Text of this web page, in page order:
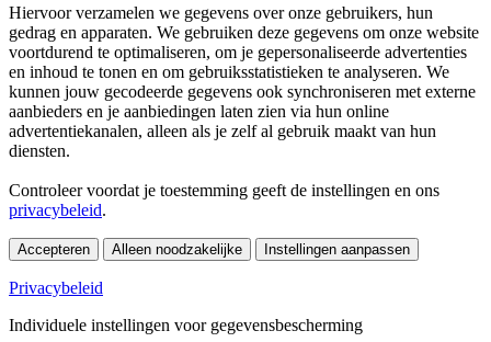
Hiervoor verzamelen we gegevens over onze gebruikers, hun
gedrag en apparaten. We gebruiken deze gegevens om onze website
voortdurend te optimaliseren, om je gepersonaliseerde advertenties
en inhoud te tonen en om gebruiksstatistieken te analyseren. We
kunnen jouw gecodeerde gegevens ook synchroniseren met externe
aanbieders en je aanbiedingen laten zien via hun online
advertentiekanalen, alleen als je zelf al gebruik maakt van hun
diensten.
Controleer voordat je toestemming geeft de instellingen en ons
privacybeleid.
Accepteren Alleen noodzakelijke Instellingen aanpassen
Privacybeleid
Individuele instellingen voor gegevensbescherming